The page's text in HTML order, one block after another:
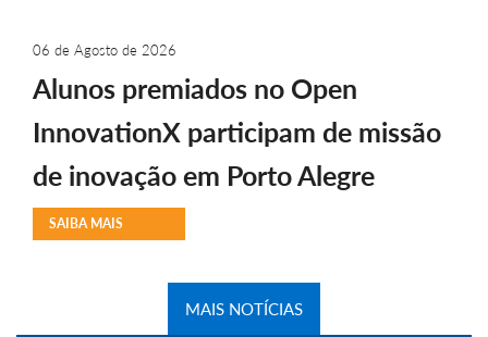
06 de Agosto de 2026
Alunos premiados no Open
InnovationX participam de missão
de inovação em Porto Alegre
SAIBA MAIS
MAIS NOTÍCIAS